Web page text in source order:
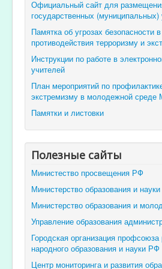
Официальный сайт для
государственных
Памятка об угрозах безопасности
противодействия терроризму и
Инструкции по работе в
учителей
План мероприятий по
экстремизму в молодежной
Памятки и листовки
Полезные сайты
Министество просвещения РФ
Министерство образования и
Министерство образования и
Управление образования
Городская организация профсоюза
народного образования и науки РФ
Центр мониторинга и развития